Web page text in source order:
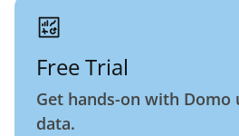
Free Trial
Get hands-on with Domo
data.